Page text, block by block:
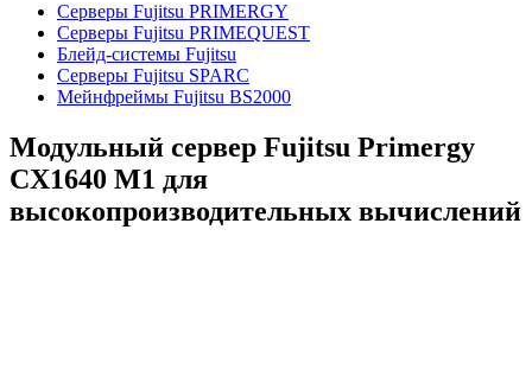
Серверы Fujitsu PRIMERGY
Серверы Fujitsu PRIMEQUEST
Блейд-системы Fujitsu
Серверы Fujitsu SPARC
Мейнфреймы Fujitsu BS2000
Модульный сервер Fujitsu Primergy
CX1640 M1 для
высокопроизводительных вычислений